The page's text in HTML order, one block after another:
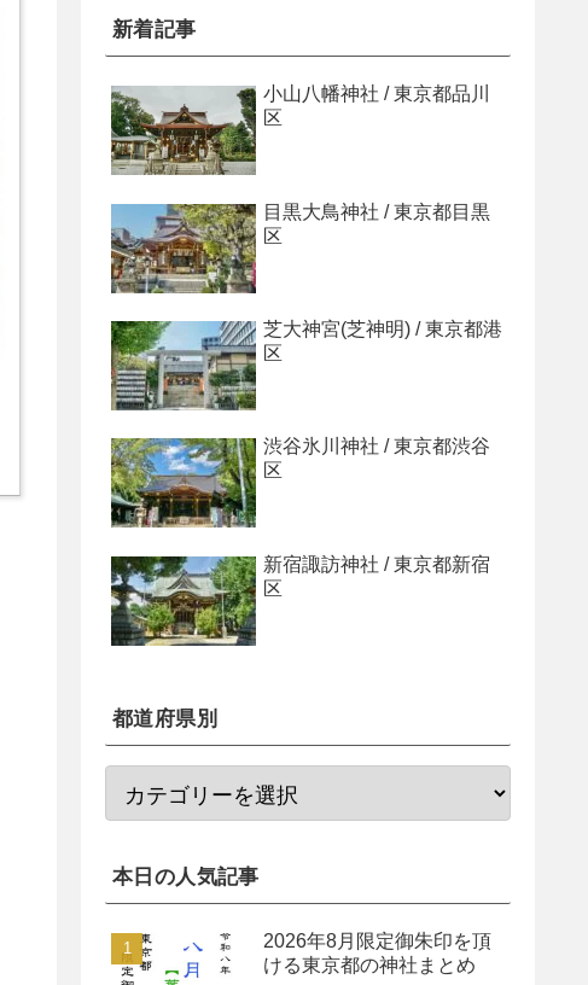
新着記事
小山八幡神社 / 東京都品川
区
目黒大鳥神社 / 東京都目黒
区
芝大神宮(芝神明) / 東京都港
区
渋谷氷川神社 / 東京都渋谷
区
新宿諏訪神社 / 東京都新宿
区
都道府県別
本日の人気記事
2026年8月限定御朱印を頂
ける東京都の神社まとめ